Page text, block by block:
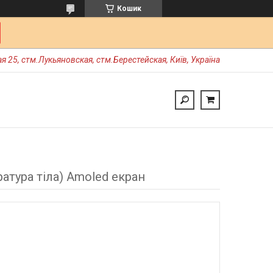
Кошик
25, стм.Лукьяновская, стм.Берестейская, Київ, Україна
тіла) Amoled екран